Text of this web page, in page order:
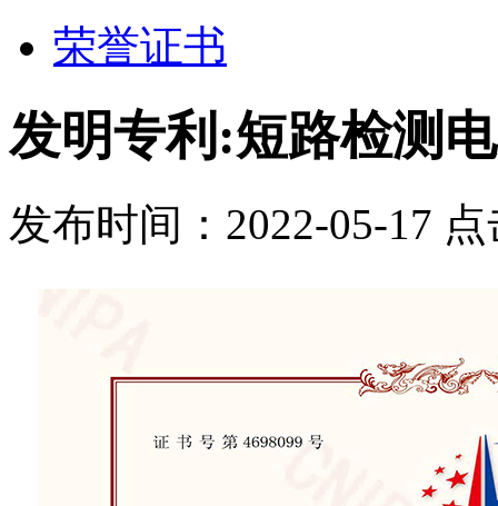
荣誉证书
发明专利:短路检测
发布时间：2022-05-17